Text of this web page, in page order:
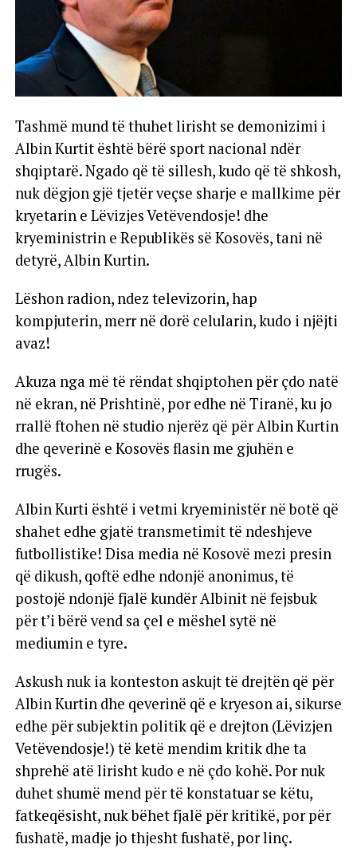
Tashmë mund të thuhet lirisht se demonizimi i
Albin Kurtit është bërë sport nacional ndër
shqiptarë. Ngado që të sillesh, kudo që të shkosh,
nuk dëgjon gjë tjetër veçse sharje e mallkime për
kryetarin e Lëvizjes Vetëvendosje! dhe
kryeministrin e Republikës së Kosovës, tani në
detyrë, Albin Kurtin.
Lëshon radion, ndez televizorin, hap
kompjuterin, merr në dorë celularin, kudo i njëjti
avaz!
Akuza nga më të rëndat shqiptohen për çdo natë
në ekran, në Prishtinë, por edhe në Tiranë, ku jo
rrallë ftohen në studio njerëz që për Albin Kurtin
dhe qeverinë e Kosovës flasin me gjuhën e
rrugës.
Albin Kurti është i vetmi kryeministër në botë që
shahet edhe gjatë transmetimit të ndeshjeve
futbollistike! Disa media në Kosovë mezi presin
që dikush, qoftë edhe ndonjë anonimus, të
postojë ndonjë fjalë kundër Albinit në fejsbuk
për t’i bërë vend sa çel e mëshel sytë në
mediumin e tyre.
Askush nuk ia konteston askujt të drejtën që për
Albin Kurtin dhe qeverinë që e kryeson ai, sikurse
edhe për subjektin politik që e drejton (Lëvizjen
Vetëvendosje!) të ketë mendim kritik dhe ta
shprehë atë lirisht kudo e në çdo kohë. Por nuk
duhet shumë mend për të konstatuar se këtu,
fatkeqësisht, nuk bëhet fjalë për kritikë, por për
fushatë, madje jo thjesht fushatë, por linç.